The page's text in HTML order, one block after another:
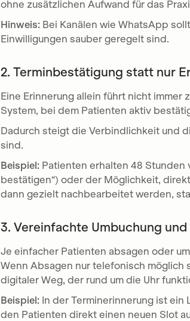
ohne zusätzlichen Aufwand für das
Hinweis: Bei Kanälen wie WhatsApp
Einwilligungen sauber geregelt sind.
2. Terminbestätigung statt nur
Eine Erinnerung allein führt nicht immer
System, bei dem Patienten aktiv
Dadurch steigt die Verbindlichkeit und
sind.
Beispiel: Patienten erhalten 48 Stunden
bestätigen“) oder der Möglichkeit,
dann gezielt nachbearbeitet werden,
3. Vereinfachte Umbuchung
Je einfacher Patienten absagen oder
Wenn Absagen nur telefonisch möglich
digitaler Weg, der rund um die Uhr
Beispiel: In der Terminerinnerung ist ein
den Patienten direkt einen neuen Slot